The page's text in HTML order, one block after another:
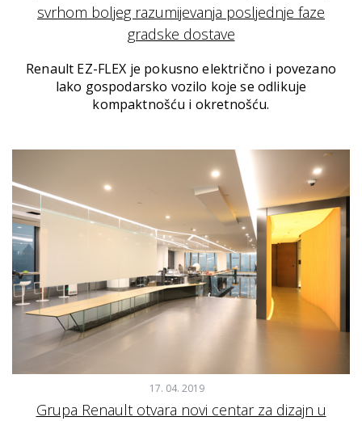
svrhom boljeg razumijevanja posljednje faze
gradske dostave
Renault EZ-FLEX je pokusno električno i povezano
lako gospodarsko vozilo koje se odlikuje
kompaktnošću i okretnošću.
17. 04. 2019
Grupa Renault otvara novi centar za dizajn u